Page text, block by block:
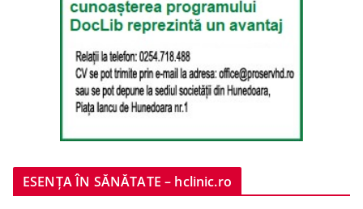
ESENȚA ÎN SĂNĂTATE – hclinic.ro